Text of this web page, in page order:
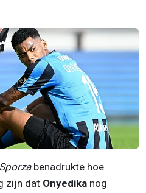
Sporzabenadrukte hoe
zijn dat Onyedika nog